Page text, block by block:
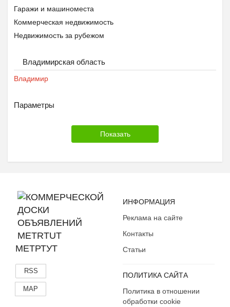
Гаражи и машиноместа
Коммерческая недвижимость
Недвижимость за рубежом
Владимирская область
Владимир
Параметры
МЕТРТУТ
RSS
MAP
ИНФОРМАЦИЯ
Реклама на сайте
Контакты
Статьи
ПОЛИТИКА САЙТА
Политика в отношении
обработки cookie